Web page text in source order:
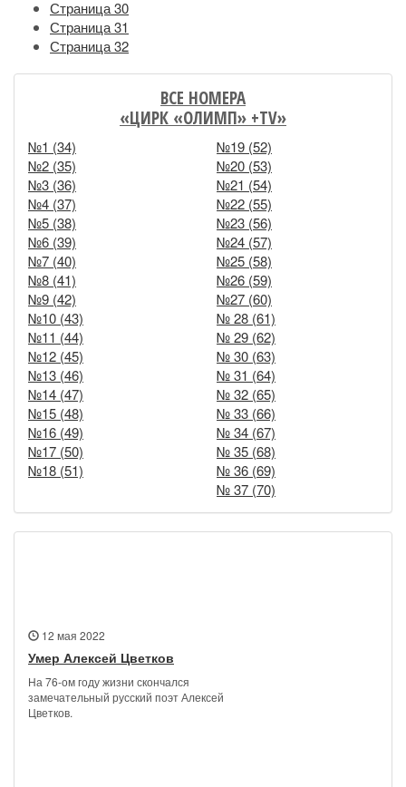
Страница 30
Страница 31
Страница 32
ВСЕ НОМЕРА
«ЦИРК «ОЛИМП» +TV»
№1 (34)
№2 (35)
№3 (36)
№4 (37)
№5 (38)
№6 (39)
№7 (40)
№8 (41)
№9 (42)
№10 (43)
№11 (44)
№12 (45)
№13 (46)
№14 (47)
№15 (48)
№16 (49)
№17 (50)
№18 (51)
№19 (52)
№20 (53)
№21 (54)
№22 (55)
№23 (56)
№24 (57)
№25 (58)
№26 (59)
№27 (60)
№ 28 (61)
№ 29 (62)
№ 30 (63)
№ 31 (64)
№ 32 (65)
№ 33 (66)
№ 34 (67)
№ 35 (68)
№ 36 (69)
№ 37 (70)
12 мая 2022
Умер Алексей Цветков
На 76-ом году жизни скончался
замечательный русский поэт Алексей
Цветков.